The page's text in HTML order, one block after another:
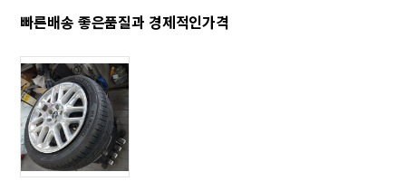
빠른배송 좋은품질과 경제적인가격